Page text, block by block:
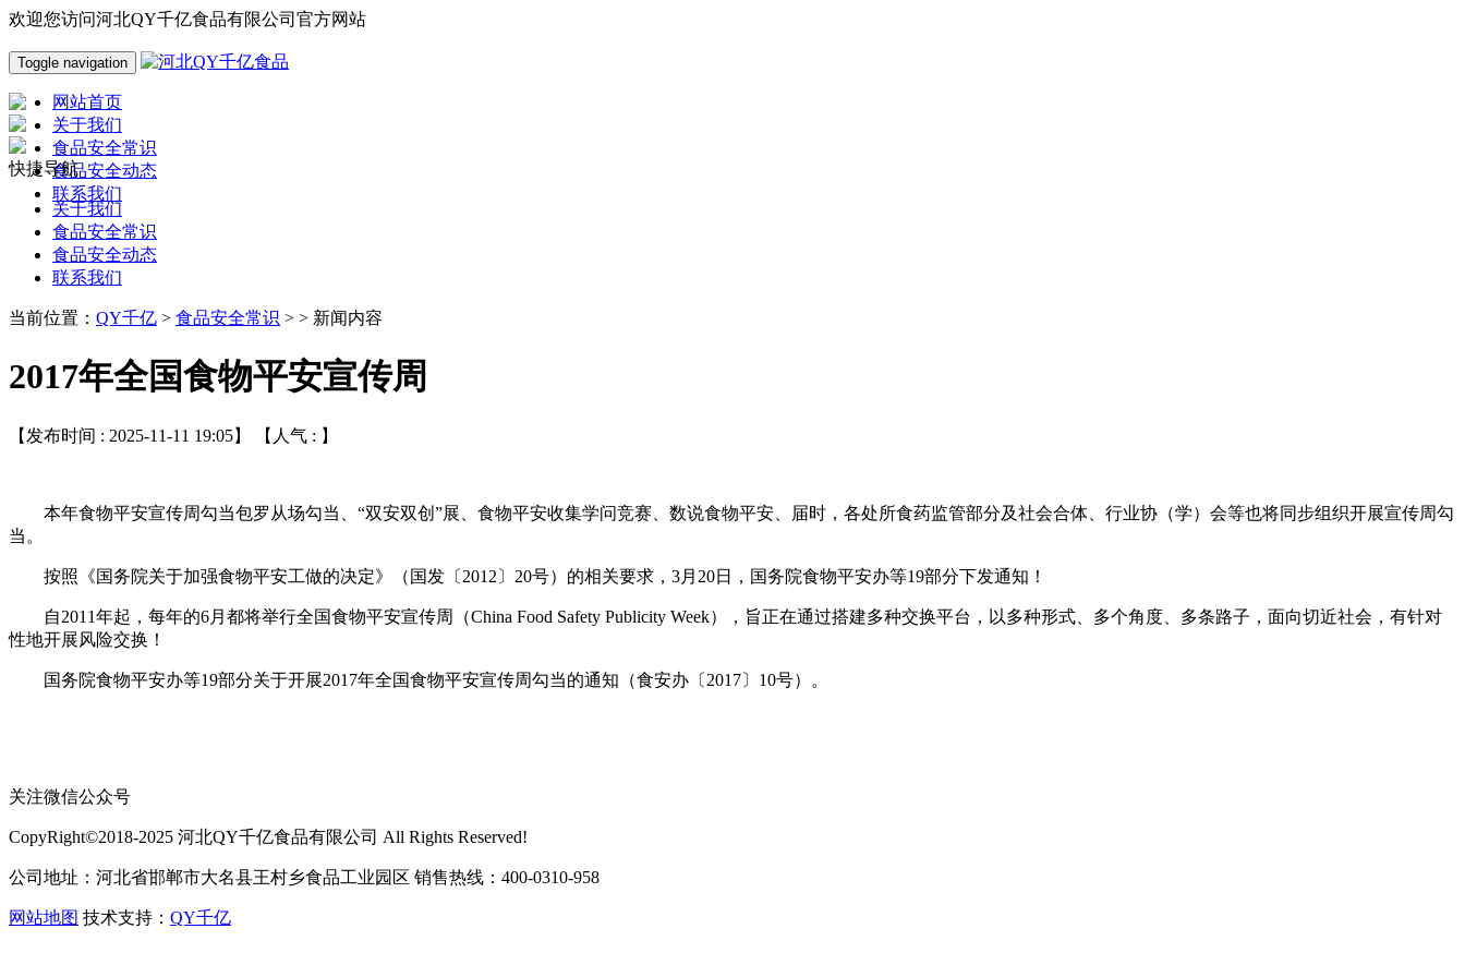
欢迎您访问河北QY千亿食品有限公司官方网站
Toggle navigation
网站首页
关于我们
食品安全常识
食品安全动态
联系我们
快捷导航
关于我们
食品安全常识
食品安全动态
联系我们
当前位置： QY千亿 > 食品安全常识 > > 新闻内容
2017年全国食物平安宣传周
【发布时间 : 2025-11-11 19:05】 【人气 : 】
本年食物平安宣传周勾当包罗从场勾当、“双安双创”展、食物平安收集学问竞赛、数说食物平安、届时，各处所食药监管部分及社会合体、行业协（学）会等也将同步组织开展宣传周勾
当。
按照《国务院关于加强食物平安工做的决定》（国发〔2012〕20号）的相关要求，3月20日，国务院食物平安办等19部分下发通知！
自2011年起，每年的6月都将举行全国食物平安宣传周（China Food Safety Publicity Week），旨正在通过搭建多种交换平台，以多种形式、多个角度、多条路子，面向切近社会，有针对
性地开展风险交换！
国务院食物平安办等19部分关于开展2017年全国食物平安宣传周勾当的通知（食安办〔2017〕10号）。
关注微信公众号
CopyRight©2018-2025 河北QY千亿食品有限公司 All Rights Reserved!
公司地址：河北省邯郸市大名县王村乡食品工业园区 销售热线：400-0310-958
网站地图 技术支持： QY千亿